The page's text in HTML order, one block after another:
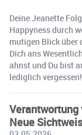
Deine Jeanette
Happyness durch
mutigen Blick über
Dich ans
ahnst und Du bist
lediglich
Verantwortung
Neue